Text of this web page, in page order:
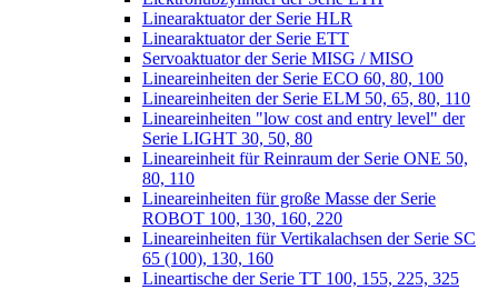
Linearaktuator der Serie HLR
Linearaktuator der Serie ETT
Servoaktuator der Serie MISG / MISO
Lineareinheiten der Serie ECO 60, 80, 100
Lineareinheiten der Serie ELM 50, 65, 80, 110
Lineareinheiten "low cost and entry level" der
Serie LIGHT 30, 50, 80
Lineareinheit für Reinraum der Serie ONE 50,
80, 110
Lineareinheiten für große Masse der Serie
ROBOT 100, 130, 160, 220
Lineareinheiten für Vertikalachsen der Serie SC
65 (100), 130, 160
Lineartische der Serie TT 100, 155, 225, 325